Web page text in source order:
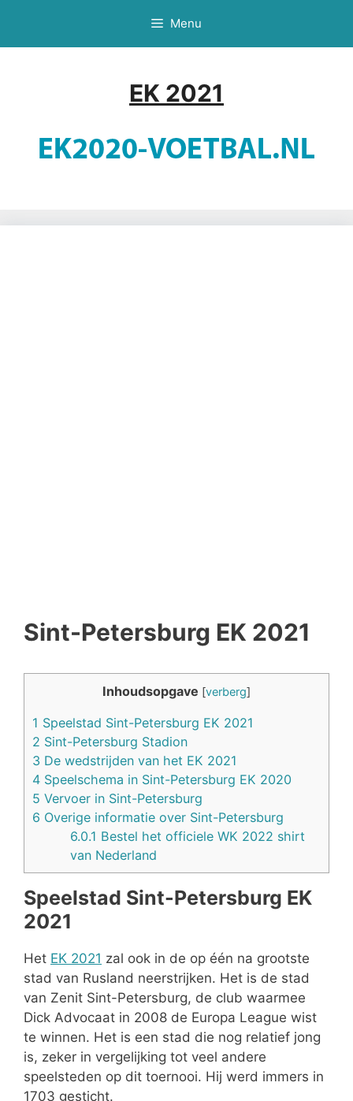
de
Menu
EK 2021
Sint-Petersburg EK 2021
Inhoudsopgave [verberg]
1 Speelstad Sint-Petersburg EK 2021
2 Sint-Petersburg Stadion
3 De wedstrijden van het EK 2021
4 Speelschema in Sint-Petersburg EK 2020
5 Vervoer in Sint-Petersburg
6 Overige informatie over Sint-Petersburg
6.0.1 Bestel het officiele WK 2022 shirt
van Nederland
Speelstad Sint-Petersburg EK
2021
Het EK 2021 zal ook in de op één na grootste
stad van Rusland neerstrijken. Het is de stad
van Zenit Sint-Petersburg, de club waarmee
Dick Advocaat in 2008 de Europa League wist
te winnen. Het is een stad die nog relatief jong
is, zeker in vergelijking tot veel andere
speelsteden op dit toernooi. Hij werd immers in
1703 gesticht.